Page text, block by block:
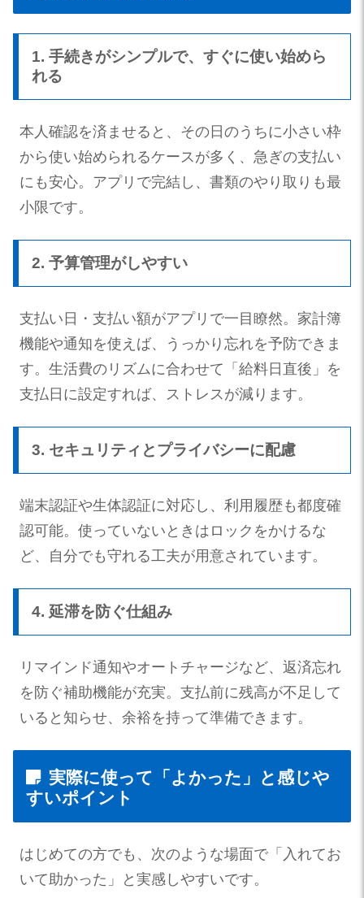
1. 手続きがシンプルで、すぐに使い始めら
れる
本人確認を済ませると、その日のうちに小さい枠
から使い始められるケースが多く、急ぎの支払い
にも安心。アプリで完結し、書類のやり取りも最
小限です。
2. 予算管理がしやすい
支払い日・支払い額がアプリで一目瞭然。家計簿
機能や通知を使えば、うっかり忘れを予防できま
す。生活費のリズムに合わせて「給料日直後」を
支払日に設定すれば、ストレスが減ります。
3. セキュリティとプライバシーに配慮
端末認証や生体認証に対応し、利用履歴も都度確
認可能。使っていないときはロックをかけるな
ど、自分でも守れる工夫が用意されています。
4. 延滞を防ぐ仕組み
リマインド通知やオートチャージなど、返済忘れ
を防ぐ補助機能が充実。支払前に残高が不足して
いると知らせ、余裕を持って準備できます。
実際に使って「よかった」と感じや
すいポイント
はじめての方でも、次のような場面で「入れてお
いて助かった」と実感しやすいです。